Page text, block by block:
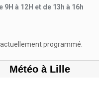
9H à 12H et de 13h à 16h
programmé.
Météo à Lille